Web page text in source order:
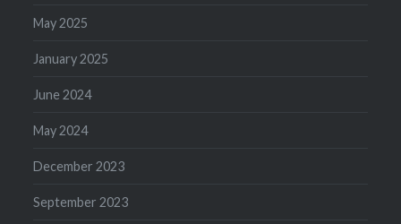
May 2025
January 2025
June 2024
May 2024
December 2023
September 2023